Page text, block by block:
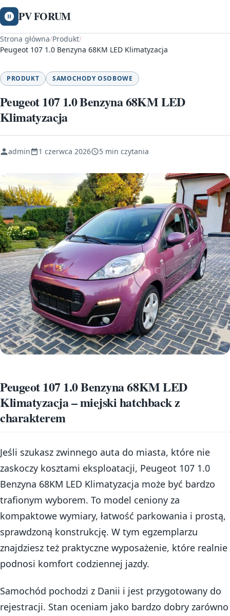
PV FORUM
Strona główna/Produkt/
Peugeot 107 1.0 Benzyna 68KM LED Klimatyzacja
PRODUKT SAMOCHODY OSOBOWE
Peugeot 107 1.0 Benzyna 68KM LED
Klimatyzacja
admin 1 czerwca 2026 5 min czytania
Peugeot 107 1.0 Benzyna 68KM LED
Klimatyzacja – miejski hatchback z
charakterem
Jeśli szukasz zwinnego auta do miasta, które nie
zaskoczy kosztami eksploatacji, Peugeot 107 1.0
Benzyna 68KM LED Klimatyzacja może być bardzo
trafionym wyborem. To model ceniony za
kompaktowe wymiary, łatwość parkowania i prostą,
sprawdzoną konstrukcję. W tym egzemplarzu
znajdziesz też praktyczne wyposażenie, które realnie
podnosi komfort codziennej jazdy.
Samochód pochodzi z Danii i jest przygotowany do
rejestracji. Stan oceniam jako bardzo dobry zarówno